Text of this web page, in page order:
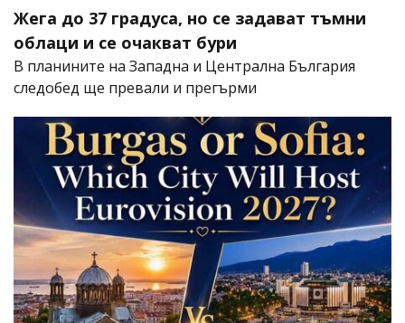
Жега до 37 градуса, но се задават тъмни
облаци и се очакват бури
В планините на Западна и Централна България
следобед ще превали и прегърми